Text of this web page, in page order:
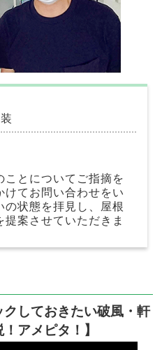
ことについてご指摘を
けてお問い合わせをい
の状態を拝見し、屋根
案させていただきま
しておきたい破風・軒
アメピタ！】